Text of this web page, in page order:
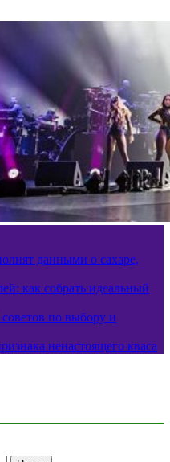
данными о сахаре,
как собрать идеальный
по выбору и
ненастоящего кваса